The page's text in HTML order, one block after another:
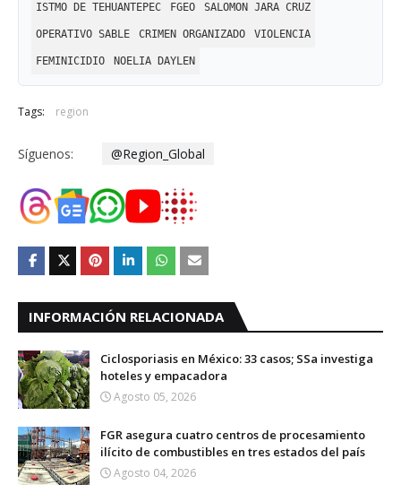
ISTMO DE TEHUANTEPEC FGEO SALOMON JARA CRUZ
OPERATIVO SABLE CRIMEN ORGANIZADO VIOLENCIA
FEMINICIDIO NOELIA DAYLEN
Tags: region
Síguenos: @Region_Global
INFORMACIÓN RELACIONADA
Ciclosporiasis en México: 33 casos; SSa investiga
hoteles y empacadora
Agosto 05, 2026
FGR asegura cuatro centros de procesamiento
ilícito de combustibles en tres estados del país
Agosto 04, 2026